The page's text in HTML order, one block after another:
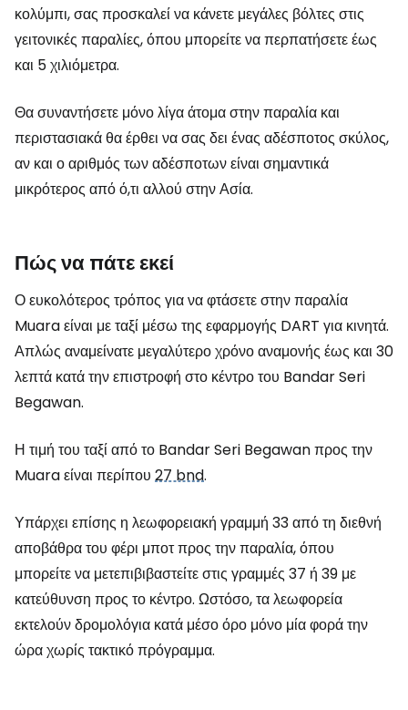
κολύμπι, σας προσκαλεί να κάνετε μεγάλες βόλτες στις
γειτονικές παραλίες, όπου μπορείτε να περπατήσετε έως
και 5 χιλιόμετρα.
Θα συναντήσετε μόνο λίγα άτομα στην παραλία και
περιστασιακά θα έρθει να σας δει ένας αδέσποτος σκύλος,
αν και ο αριθμός των αδέσποτων είναι σημαντικά
μικρότερος από ό,τι αλλού στην Ασία.
Πώς να πάτε εκεί
Ο ευκολότερος τρόπος για να φτάσετε στην παραλία
Muara είναι με ταξί μέσω της εφαρμογής DART για κινητά.
Απλώς αναμείνατε μεγαλύτερο χρόνο αναμονής έως και 30
λεπτά κατά την επιστροφή στο κέντρο του Bandar Seri
Begawan.
Η τιμή του ταξί από το Bandar Seri Begawan προς την
Muara είναι περίπου 27 bnd.
Υπάρχει επίσης η λεωφορειακή γραμμή 33 από τη διεθνή
αποβάθρα του φέρι μποτ προς την παραλία, όπου
μπορείτε να μετεπιβιβαστείτε στις γραμμές 37 ή 39 με
κατεύθυνση προς το κέντρο. Ωστόσο, τα λεωφορεία
εκτελούν δρομολόγια κατά μέσο όρο μόνο μία φορά την
ώρα χωρίς τακτικό πρόγραμμα.